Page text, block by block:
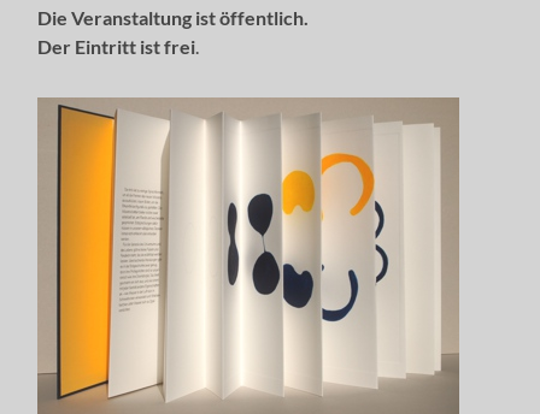
Die Veranstaltung ist öffentlich.
Der Eintritt ist frei.